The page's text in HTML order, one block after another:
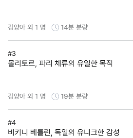
김양아 외 1 명 14분 분량
#3
몰리토르, 파리 체류의 유일한 목적
김양아 외 1 명 19분 분량
#4
비키니 베를린, 독일의 유니크한 감성